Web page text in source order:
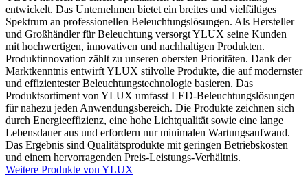
entwickelt. Das Unternehmen bietet ein breites und vielfältiges
Spektrum an professionellen Beleuchtungslösungen. Als Hersteller
und Großhändler für Beleuchtung versorgt YLUX seine Kunden
mit hochwertigen, innovativen und nachhaltigen Produkten.
Produktinnovation zählt zu unseren obersten Prioritäten. Dank der
Marktkenntnis entwirft YLUX stilvolle Produkte, die auf modernster
und effizientester Beleuchtungstechnologie basieren. Das
Produktsortiment von YLUX umfasst LED-Beleuchtungslösungen
für nahezu jeden Anwendungsbereich. Die Produkte zeichnen sich
durch Energieeffizienz, eine hohe Lichtqualität sowie eine lange
Lebensdauer aus und erfordern nur minimalen Wartungsaufwand.
Das Ergebnis sind Qualitätsprodukte mit geringen Betriebskosten
und einem hervorragenden Preis-Leistungs-Verhältnis.
Weitere Produkte von YLUX